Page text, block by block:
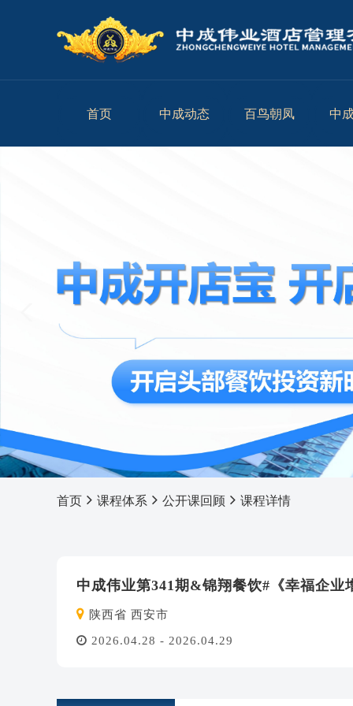
首页 中成动态 百鸟朝凤 中
首页 课程体系 公开课回顾 课程详情
中成伟业第341期&锦翔餐饮#《幸福企业
陕西省 西安市
2026.04.28 - 2026.04.29